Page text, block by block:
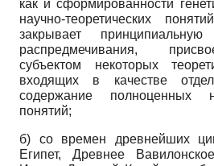
как и сформированности
научно-теоретических
закрывает
распредмечивания,
субъектом некоторых
входящих в качестве
содержание полноценных
понятий;
б) со времен древнейших
Египет, Древнее